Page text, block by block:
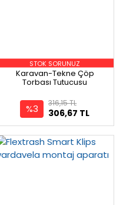
STOK SORUNUZ
Karavan-Tekne Çöp
Torbası Tutucusu
%3 306,67 TL
316,15 TL